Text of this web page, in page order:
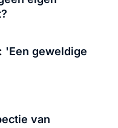
'Een geweldige
van